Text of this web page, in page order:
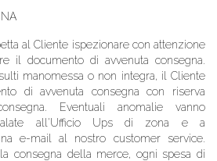
al Cliente ispezionare con attenzione
il documento di avvenuta consegna.
manomessa o non integra, il Cliente
di avvenuta consegna con riserva
Eventuali anomalie vanno
all'Ufficio Ups di zona e a
e-mail al nostro customer service.
consegna della merce, ogni spesa di